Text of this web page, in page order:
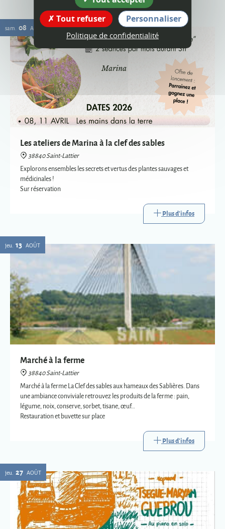
événements sportifs, expositions...
sam. 08 AOÛT
Les ateliers de Marina à la clef des sables
38840 Saint-Lattier
Explorons ensembles les secrets et vertus des plantes sauvages et
médicinales !
Sur réservation
Plus d'infos
jeu. 13 AOÛT
Marché à la ferme
38840 Saint-Lattier
Marché à la ferme La Clef des sables aux hameaux des Sablières. Dans
une ambiance conviviale retrouvez les produits de la ferme : pain,
légume, noix, conserve, sorbet, tisane, œuf…
Restauration et buvette sur place
Plus d'infos
jeu. 27 AOÛT
Tout refuser
Personnaliser
Politique de confidentialité